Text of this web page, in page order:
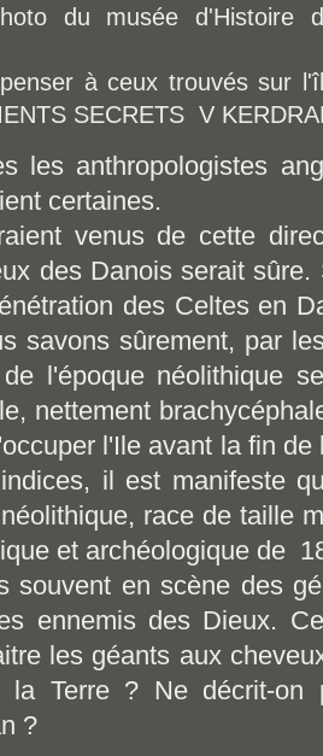
du musée d'Histoire
à ceux trouvés sur
SECRETS V
les anthropologistes
certaines.
venus de cette
des Danois serait sûre.
des Celtes en
savons sûrement, par
l'époque néolithique
nettement
l'Ile avant la fin de
il est manifeste
race de taille
et archéologique de
souvent en scène des
ennemis des Dieux.
les géants aux
la Terre ? Ne décrit-on
?